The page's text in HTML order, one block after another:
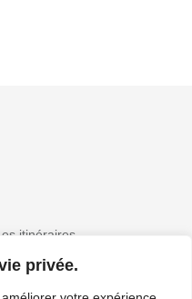
privée.
itinéraires
Galerie photos